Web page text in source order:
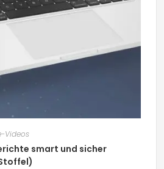
Videos
smart und sicher